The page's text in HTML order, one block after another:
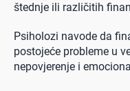
štednje ili različitih
Psiholozi navode da
postojeće probleme u
nepovjerenje i